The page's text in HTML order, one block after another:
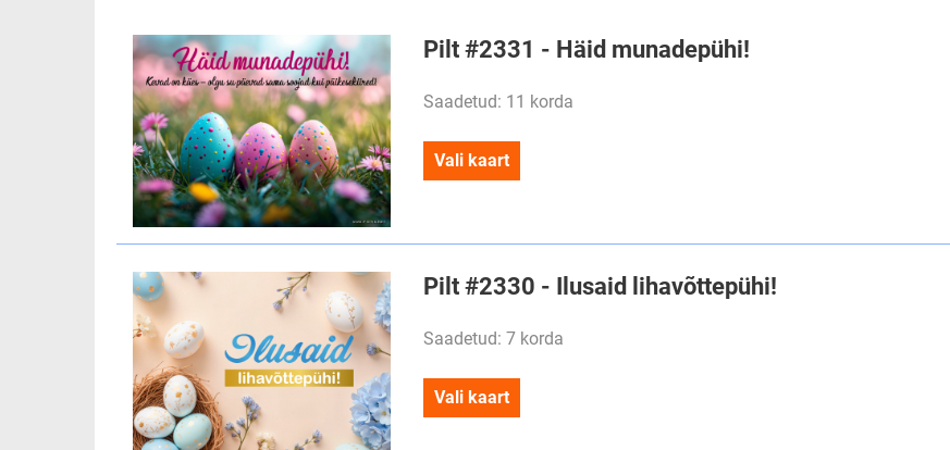
Pilt #2331 - Häid munadepühi!
Saadetud: 11 korda
Vali kaart
Pilt #2330 - Ilusaid lihavõttepühi!
Saadetud: 7 korda
Vali kaart